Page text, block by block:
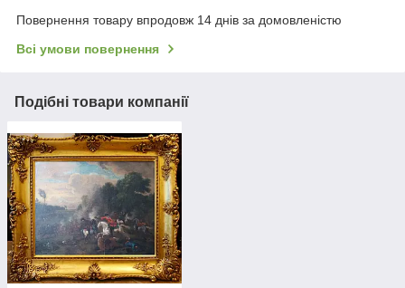
Повернення товару впродовж 14 днів за домовленістю
Всі умови повернення
Подібні товари компанії